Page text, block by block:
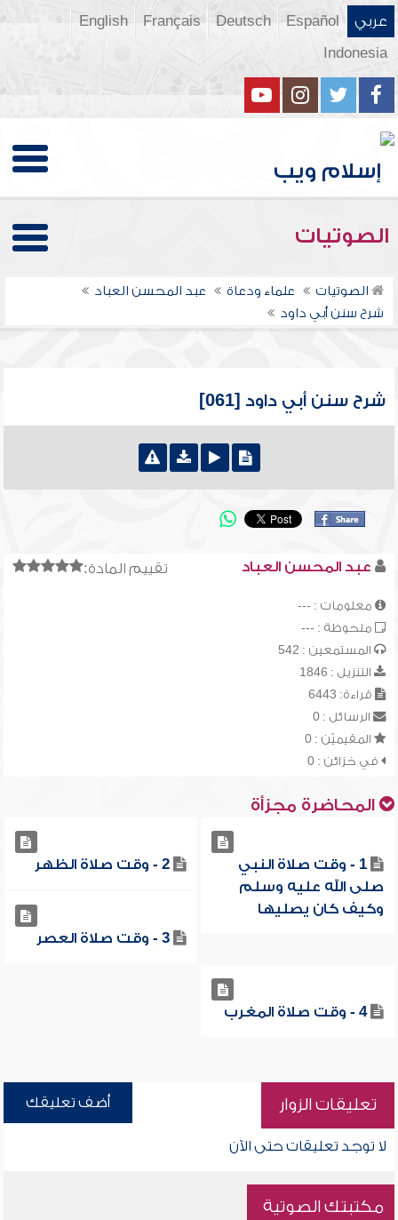
عربي Español
Deutsch
Français
English
Indonesia
الصوتيات
الصوتيات علماء ودعاة
عبد المحسن العباد
شرح سنن أبي داود
شرح سنن أبي داود [061]
تقييم المادة: عبد المحسن العباد
معلومات : ---
ملحوظة : ---
المستمعين : 542
التنزيل : 1846
قراءة: 6443
الرسائل : 0
المقيميّن : 0
في خزائن : 0
المحاضرة مجزأة
1 - وقت صلاة النبي
صلى الله عليه وسلم
وكيف كان يصليها
2 - وقت صلاة الظهر
3 - وقت صلاة العصر
4 - وقت صلاة المغرب
تعليقات الزوار أضف تعليقك
لا توجد تعليقات حتى الآن
مكتبتك الصوتية